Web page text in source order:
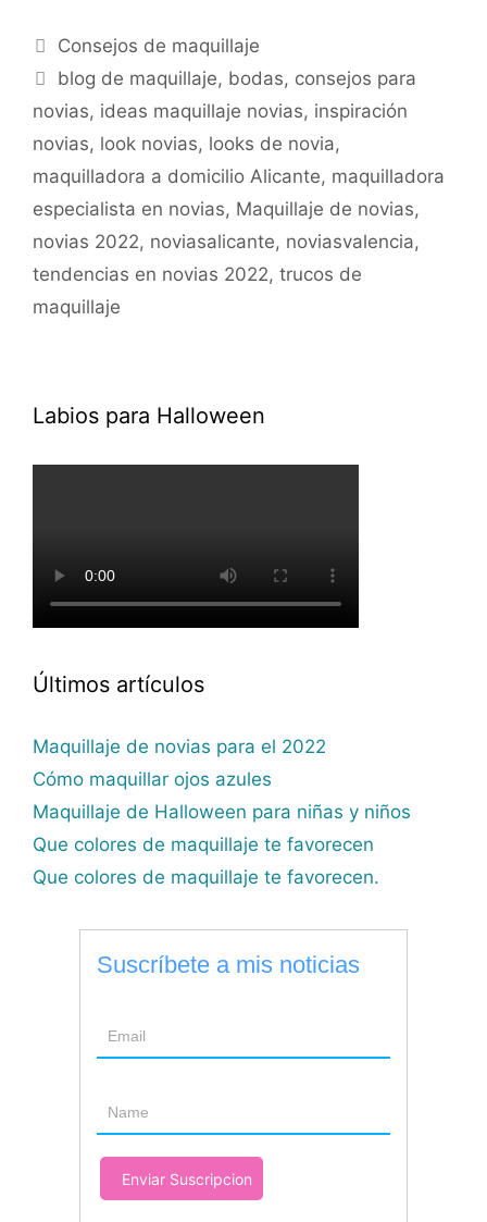
Consejos de maquillaje
blog de maquillaje, bodas, consejos para
novias, ideas maquillaje novias, inspiración
novias, look novias, looks de novia,
maquilladora a domicilio Alicante, maquilladora
especialista en novias, Maquillaje de novias,
novias 2022, noviasalicante, noviasvalencia,
tendencias en novias 2022, trucos de
maquillaje
Labios para Halloween
Últimos artículos
Maquillaje de novias para el 2022
Cómo maquillar ojos azules
Maquillaje de Halloween para niñas y niños
Que colores de maquillaje te favorecen
Que colores de maquillaje te favorecen.
Suscríbete a mis noticias